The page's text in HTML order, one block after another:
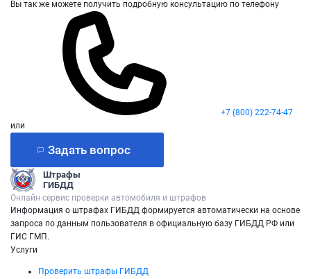
Вы так же можете получить подробную консультацию по телефону
+7 (800) 222-74-47
или
Задать вопрос
Штрафы
ГИБДД
Онлайн сервис проверки автомобиля и штрафов
Информация о штрафах ГИБДД формируется автоматически на основе
запроса по данным пользователя в официальную базу ГИБДД РФ или
ГИС ГМП.
Услуги
Проверить штрафы ГИБДД